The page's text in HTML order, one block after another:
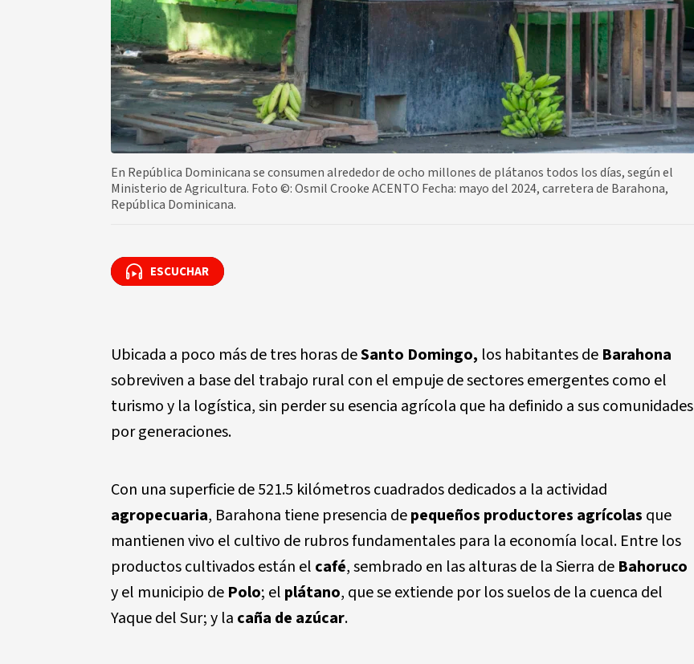
En República Dominicana se consumen alrededor de ocho millones de plátanos todos los días, según el
Ministerio de Agricultura. Foto ©: Osmil Crooke ACENTO Fecha: mayo del 2024, carretera de Barahona,
República Dominicana.
ESCUCHAR
ESCUCHAR
Ubicada a poco más de tres horas deSanto Domingo, los habitantes de Barahona
sobreviven a base del trabajo rural con el empuje de sectores emergentes como el
turismo y la logística, sin perder su esencia agrícola que ha definido a sus comunidades
por generaciones.
Con una superficie de 521.5 kilómetros cuadrados dedicados a la actividad
agropecuaria, Barahona tiene presencia depequeños productores agrícolas que
mantienen vivo el cultivo de rubros fundamentales para la economía local. Entre los
productos cultivados están el café, sembrado en las alturas de la Sierra de Bahoruco
y el municipio de Polo; el plátano, que se extiende por los suelos de la cuenca del
Yaque del Sur; y la caña de azúcar.